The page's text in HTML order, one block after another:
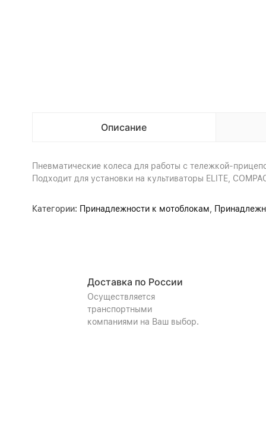
Описание
Пневматические колеса для работы с тележкой-
Подходит для установки на культиваторы ELITE,
Категории: Принадлежности к мотоблокам
Доставка по России
Осуществляется
транспортными
компаниями на Ваш выбор.